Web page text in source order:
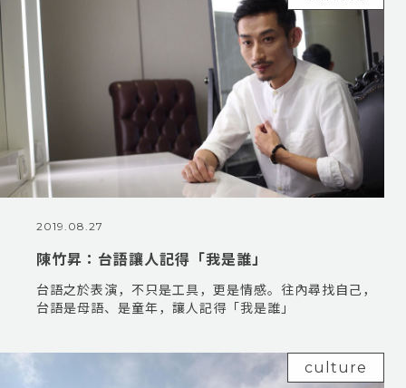
2019.08.27
陳竹昇：台語讓人記得「我是誰」
台語之於表演，不只是工具，更是情感。往內尋找自己，
台語是母語、是童年，讓人記得「我是誰」
culture